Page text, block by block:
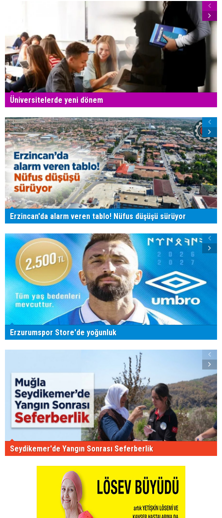
Üniversitelerde yeni dönem
Erzincan'da alarm veren tablo! Nüfus düşüşü sürüyor
Erzurumspor Store'de yoğunluk
Seydikemer'de Yangın Sonrası Seferberlik